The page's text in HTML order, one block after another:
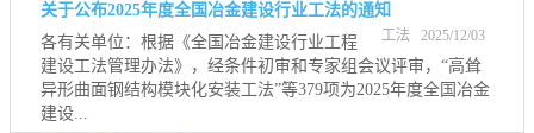
关于公布2025年度全国冶金建设行业工法的通知
工法 2025/12/03
各有关单位：根据《全国冶金建设行业工程
建设工法管理办法》，经条件初审和专家组会议评审，“高耸
异形曲面钢结构模块化安装工法”等379项为2025年度全国冶金
建设...